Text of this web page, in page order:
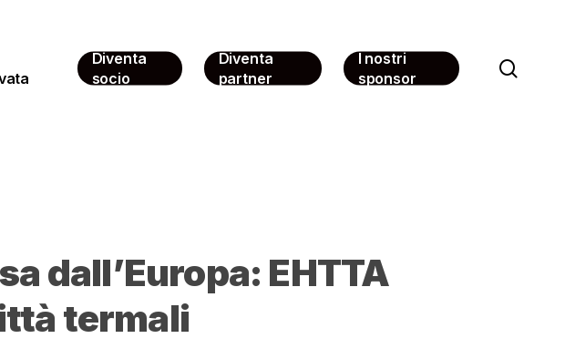
Diventa
socio
Diventa
partner
I nostri
sponsor
dall’Europa: EHTTA
termali